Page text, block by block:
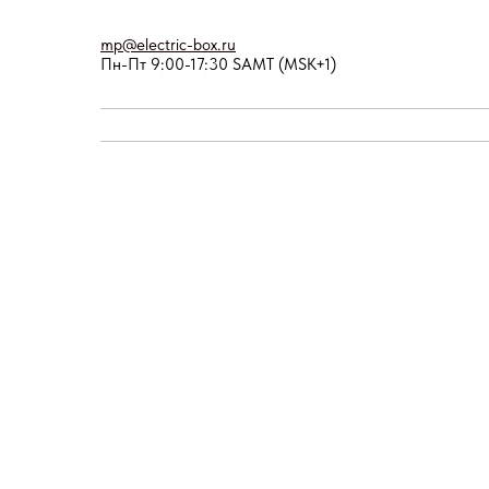
mp@electric-box.ru
Пн-Пт 9:00-17:30 SAMT (MSK+1)